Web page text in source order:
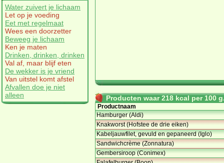
Water zuivert je lichaam
Let op je voeding
Eet met regelmaat
Wees een doorzetter
Beweeg je lichaam
Ken je maten
Drinken, drinken, drinken
Val af, maar blijf eten
De wekker is je vriend
Van uitstel komt afstel
Afvallen doe je niet
alleen
Producten waar 218 kcal per 100
Productnaam
Hamburger (Aldi)
Knakworst (Hofstee de drie eiken)
Kabeljauwfilet, gevuld en gepaneerd (Iglo)
Sandwichcrème (Zonnatura)
Gembersiroop (Conimex)